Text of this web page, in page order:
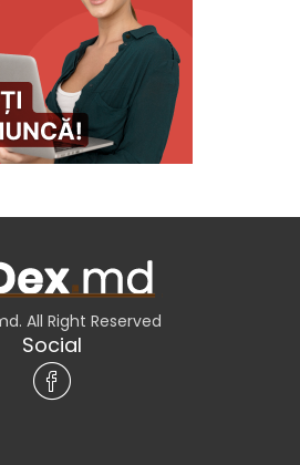
All Right Reserved
Social